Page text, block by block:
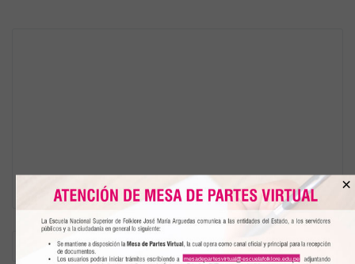
Nombre(*)
×
mesadepartesvirtual@escuelafolklore.edu.pe